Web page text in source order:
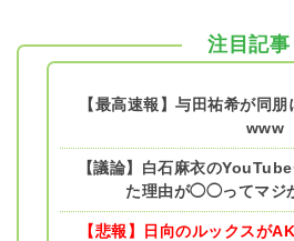
注目記事
【最高速報】与田祐希が同
www
【議論】白石麻衣の
た理由が◯◯ってマジ
【悲報】日向のルックスが